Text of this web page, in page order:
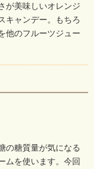
が美味しいオレンジ
キャンデー。もちろ
他のフルーツジュー
の糖質量が気になる
ムを使います。今回